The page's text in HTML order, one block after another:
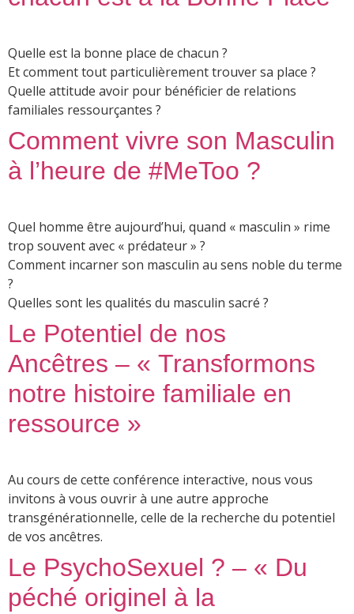
Quelle est la bonne place de chacun ?
Et comment tout particulièrement trouver sa place ?
Quelle attitude avoir pour bénéficier de relations
familiales ressourçantes ?
Comment vivre son Masculin
à l’heure de #MeToo ?
Quel homme être aujourd’hui, quand « masculin » rime
trop souvent avec « prédateur » ?
Comment incarner son masculin au sens noble du terme
?
Quelles sont les qualités du masculin sacré ?
Le Potentiel de nos
Ancêtres – « Transformons
notre histoire familiale en
ressource »
Au cours de cette conférence interactive, nous vous
invitons à vous ouvrir à une autre approche
transgénérationnelle, celle de la recherche du potentiel
de vos ancêtres.
Le PsychoSexuel ? – « Du
péché originel à la